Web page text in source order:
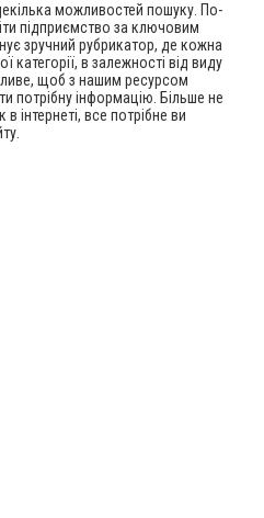
можливостей пошуку. По-
підприємство за ключовим
зручний рубрикатор, де кожна
категорії, в залежності від виду
щоб з нашим ресурсом
потрібну інформацію. Більше не
інтернеті, все потрібне ви